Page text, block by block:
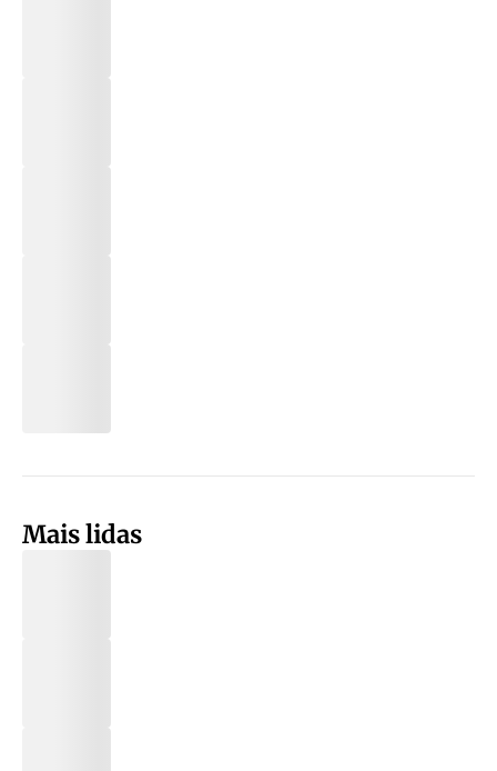
Mais lidas